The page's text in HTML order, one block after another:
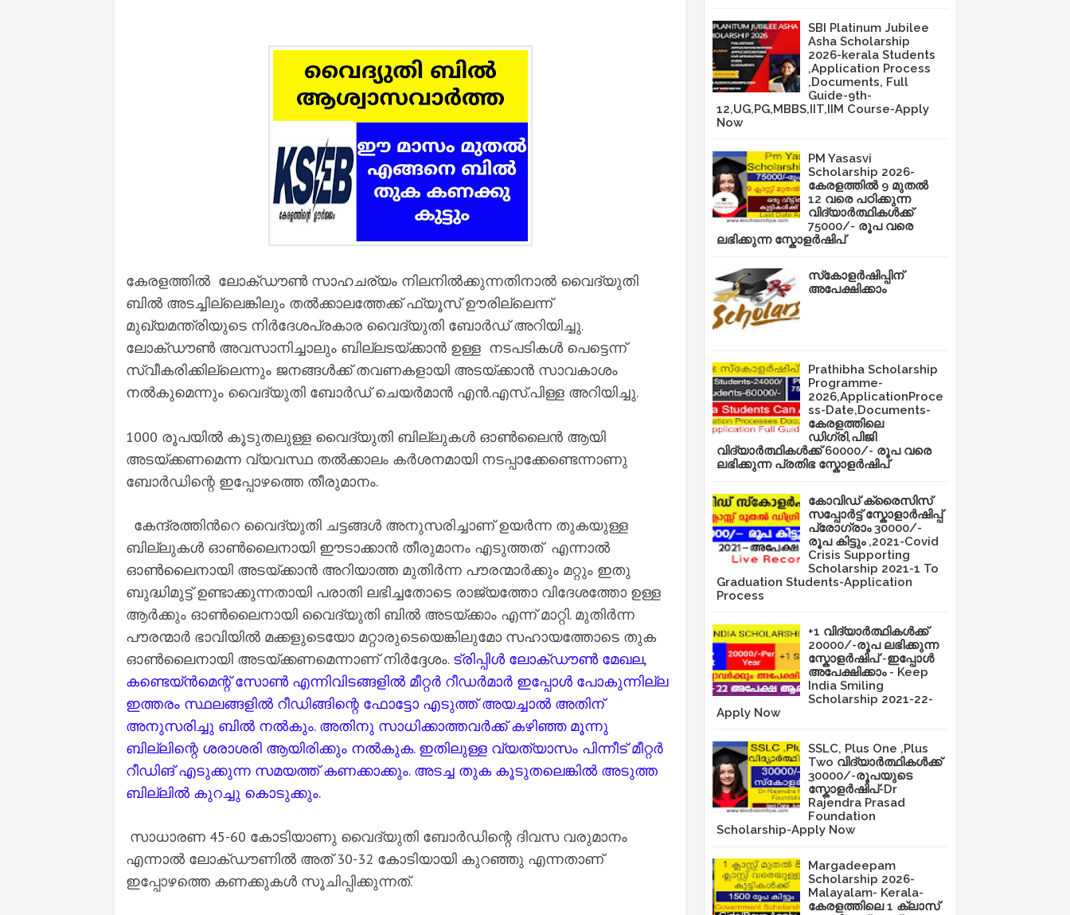
കേരളത്തിൽ ലോക്ഡൗണ്‍ സാഹചര്യം നിലനില്‍ക്കുന്നതിനാല്‍ വൈദ്യുതി
ബില്‍ അടച്ചില്ലെങ്കിലും തല്‍ക്കാലത്തേക്ക് ഫ്യൂസ് ഊരില്ലെന്ന്
മുഖ്യമന്ത്രിയുടെ നിര്‍ദേശപ്രകാര വൈദ്യുതി ബോര്‍ഡ് അറിയിച്ചു.
ലോക്ഡൗണ്‍ അവസാനിച്ചാലും ബില്ലടയ്ക്കാൻ ഉള്ള നടപടികള്‍ പെട്ടെന്ന്
സ്വീകരിക്കില്ലെന്നും ജനങ്ങൾക്ക് തവണകളായി അടയ്ക്കാന്‍ സാവകാശം
നല്‍കുമെന്നും വൈദ്യുതി ബോര്‍ഡ് ചെയര്‍മാന്‍ എന്‍.എസ്.പിള്ള അറിയിച്ചു.
1000 രൂപയില്‍ കൂടുതലുള്ള വൈദ്യുതി ബില്ലുകള്‍ ഓണ്‍ലൈന്‍ ആയി
അടയ്ക്കണമെന്ന വ്യവസ്ഥ തല്‍ക്കാലം കര്‍ശനമായി നടപ്പാക്കേണ്ടെന്നാണു
ബോര്‍ഡിന്റെ ഇപ്പോഴത്തെ തീരുമാനം.
കേന്ദ്രത്തിൻറെ വൈദ്യുതി ചട്ടങ്ങള്‍ അനുസരിച്ചാണ് ഉയര്‍ന്ന തുകയുള്ള
ബില്ലുകള്‍ ഓണ്‍ലൈനായി ഈടാക്കാന്‍ തീരുമാനം എടുത്തത് എന്നാല്‍
ഓണ്‍ലൈനായി അടയ്ക്കാന്‍ അറിയാത്ത മുതിര്‍ന്ന പൗരന്മാര്‍ക്കും മറ്റും ഇതു
ബുദ്ധിമുട്ട് ഉണ്ടാക്കുന്നതായി പരാതി ലഭിച്ചതോടെ രാജ്യത്തോ വിദേശത്തോ ഉള്ള
ആര്‍ക്കും ഓണ്‍ലൈനായി വൈദ്യുതി ബില്‍ അടയ്ക്കാം എന്ന് മാറ്റി. മുതിര്‍ന്ന
പൗരന്മാര്‍ ഭാവിയില്‍ മക്കളുടെയോ മറ്റാരുടെയെങ്കിലുമോ സഹായത്തോടെ തുക
ഓണ്‍ലൈനായി അടയ്ക്കണമെന്നാണ് നിര്‍ദ്ദേശം. ട്രിപ്പിള്‍ ലോക്ഡൗണ്‍ മേഖല,
കണ്ടെയ്ന്‍മെന്റ് സോണ്‍ എന്നിവിടങ്ങളില്‍ മീറ്റര്‍ റീഡര്‍മാര്‍ ഇപ്പോള്‍ പോകുന്നില്ല
ഇത്തരം സ്ഥലങ്ങളില്‍ റീഡിങ്ങിന്റെ ഫോട്ടോ എടുത്ത് അയച്ചാ‍ല്‍ അതിന്
അനുസരിച്ചു ബില്‍ നല്‍കും. അതിനു സാധിക്കാത്തവര്‍ക്ക് കഴിഞ്ഞ മൂന്നു
ബില്ലിന്റെ ശരാശരി ആയിരിക്കും നല്‍കുക. ഇതിലുള്ള വ്യത്യാസം പിന്നീട് മീറ്റര്‍
റീഡിങ് എടുക്കുന്ന സമയത്ത് കണക്കാക്കും. അടച്ച തുക കൂടുതലെങ്കില്‍ അടുത്ത
ബില്ലില്‍ കുറച്ചു കൊടുക്കും.
സാധാരണ 45-60 കോടിയാണു വൈദ്യുതി ബോര്‍ഡിന്റെ ദിവസ വരുമാനം
എന്നാൽ ലോക്ഡൗണില്‍ അത് 30-32 കോടിയായി കുറഞ്ഞു എന്നതാണ്
ഇപ്പോഴത്തെ കണക്കുകൾ സൂചിപ്പിക്കുന്നത്.
SBI Platinum Jubilee
Asha Scholarship
2026-kerala Students
,Application Process
,Documents, Full
Guide-9th-
12,UG,PG,MBBS,IIT,IIM Course-Apply
Now
PM Yasasvi
Scholarship 2026-
കേരളത്തിൽ 9 മുതൽ
12 വരെ പഠിക്കുന്ന
വിദ്യാർത്ഥികൾക്ക്
75000/- രൂപ വരെ
ലഭിക്കുന്ന സ്കോളർഷിപ്
സ്‌കോളർഷിപ്പിന്
അപേക്ഷിക്കാം
Prathibha Scholarship
Programme-
2026,ApplicationProce
ss-Date,Documents-
കേരളത്തിലെ
ഡിഗ്രി,പിജി
വിദ്യാർത്ഥികൾക്ക് 60000/- രൂപ വരെ
ലഭിക്കുന്ന പ്രതിഭ സ്കോളർഷിപ്
കോവിഡ് ക്രൈസിസ്
സപ്പോർട്ട് സ്കോളാർഷിപ്പ്
പ്രോഗ്രാം 30000/-
രൂപ കിട്ടും ,2021-Covid
Crisis Supporting
Scholarship 2021-1 To
Graduation Students-Application
Process
+1 വിദ്യാർത്ഥികൾക്ക്
20000/-രൂപ ലഭിക്കുന്ന
സ്കോളർഷിപ് -ഇപ്പോൾ
അപേക്ഷിക്കാം - Keep
India Smiling
Scholarship 2021-22-
Apply Now
SSLC, Plus One ,Plus
Two വിദ്യാർത്ഥികൾക്ക്
30000/-രൂപയുടെ
സ്കോളർഷിപ്-Dr
Rajendra Prasad
Foundation
Scholarship-Apply Now
Margadeepam
Scholarship 2026-
Malayalam- Kerala-
കേരളത്തിലെ 1 ക്ലാസ്